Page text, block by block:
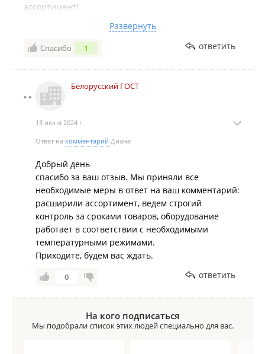
ассортимент!
Прошу обратить внимание на
хранение товара,увидела ,что холодильник
показывает плюс 5,это же заморозка,товар
Развернуть
Спасибо 1 ответить
Белорусский ГОСТ
13 июня 2024 г.
Ответ на комментарий Диана
Добрый день
спасибо за ваш отзыв. Мы приняли все
необходимые меры в ответ на ваш комментарий:
расширили ассортимент, ведем строгий
контроль за сроками товаров, оборудование
работает в соответствии с необходимыми
температурными режимами.
Приходите, будем вас ждать.
0 ответить
На кого подписаться
Мы подобрали список этих людей специально для вас.